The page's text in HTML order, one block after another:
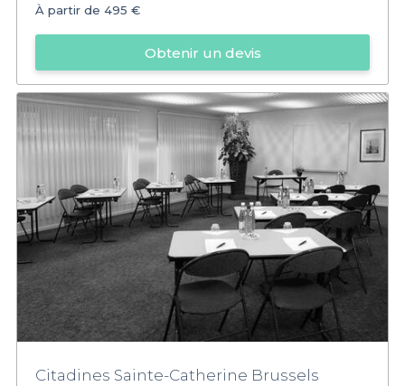
À partir de 495 €
Obtenir un devis
Citadines Sainte-Catherine Brussels